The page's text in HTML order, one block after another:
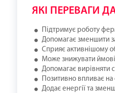
ЯКІ ПЕРЕВАГИ
Підтримує роботу
Допомагає зменшити
Сприяє активнішому
Може знижувати
Допомагає вирівняти
Позитивно впливає на
Додає енергії та